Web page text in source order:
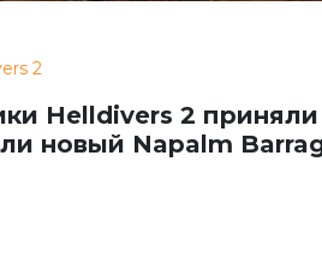
2
Helldivers 2
новый Napalm